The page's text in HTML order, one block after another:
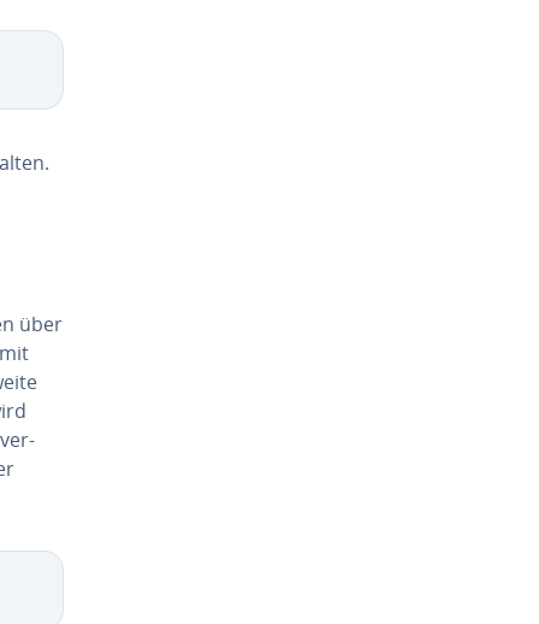
über
ver­